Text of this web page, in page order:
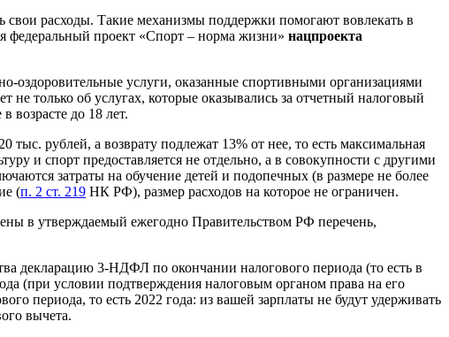
свои расходы. Такие механизмы поддержки помогают вовлекать в
федеральный проект «Спорт – норма жизни» нацпроекта
оздоровительные услуги, оказанные спортивными организациями
только об услугах, которые оказывались за отчетный налоговый
возрасте до 18 лет.
рублей, а возврату подлежат 13% от нее, то есть максимальная
и спорт предоставляется не отдельно, а в совокупности с другими
затраты на обучение детей и подопечных (в размере не более
(п. 2 ст. 219 НК РФ), размер расходов на которое не ограничен.
в утверждаемый ежегодно Правительством РФ перечень,
декларацию 3-НДФЛ по окончании налогового периода (то есть в
(при условии подтверждения налоговым органом права на его
периода, то есть 2022 года: из вашей зарплаты не будут удерживать
вычета.